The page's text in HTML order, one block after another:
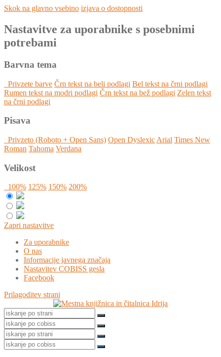
Skok na glavno vsebino izjava o dostopnosti
Nastavitve za uporabnike s posebnimi
potrebami
Barvna tema
Privzete barve Črn tekst na beli podlagi Bel tekst na črni podlagi
Rumen tekst na modri podlagi Črn tekst na bež podlagi Zelen tekst
na črni podlagi
Pisava
Privzeto (Roboto + Open Sans) Open Dyslexic Arial Times New
Roman Tahoma Verdana
Velikost
100% 125% 150% 200%
Zapri nastavitve
Za uporabnike
O nas
Informacije javnega značaja
Nastavitev COBISS gesla
Facebook
Prilagoditev strani